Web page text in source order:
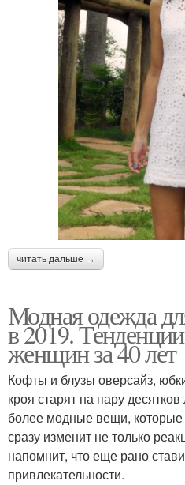
читать дальше →
Модная одежда
в 2019.
женщин за 40 лет
Кофты и блузы оверсайз,
кроя старят на пару
более модные вещи,
сразу изменит не только
напомнит, что еще рано
привлекательности.